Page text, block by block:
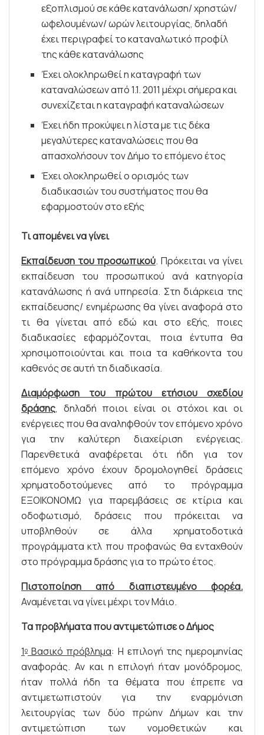
εξοπλισμού σε κάθε κατανάλωση/ χρηστών/
ωφελουμένων/ ωρών λειτουργίας, δηλαδή
έχει περιγραφεί το καταναλωτικό προφίλ
της κάθε κατανάλωσης
Έχει ολοκληρωθεί η καταγραφή των
καταναλώσεων από 1.1. 2011 μέχρι σήμερα και
συνεχίζεται η καταγραφή καταναλώσεων
Έχει ήδη προκύψει η λίστα με τις δέκα
μεγαλύτερες καταναλώσεις που θα
απασχολήσουν τον Δήμο το επόμενο έτος
Έχει ολοκληρωθεί ο ορισμός των
διαδικασιών του συστήματος που θα
εφαρμοστούν στο εξής
Τι απομένει να γίνει
Εκπαίδευση του προσωπικού. Πρόκειται να γίνει
εκπαίδευση του προσωπικού ανά κατηγορία
κατανάλωσης ή ανά υπηρεσία. Στη διάρκεια της
εκπαίδευσης/ ενημέρωσης θα γίνει αναφορά στο
τι θα γίνεται από εδώ και στο εξής, ποιες
διαδικασίες εφαρμόζονται, ποια έντυπα θα
χρησιμοποιούνται και ποια τα καθήκοντα του
καθενός σε αυτή τη διαδικασία.
Διαμόρφωση του πρώτου ετήσιου σχεδίου
δράσης, δηλαδή ποιοι είναι οι στόχοι και οι
ενέργειες που θα αναληφθούν τον επόμενο χρόνο
για την καλύτερη διαχείριση ενέργειας.
Παρενθετικά αναφέρεται ότι ήδη για τον
επόμενο χρόνο έχουν δρομολογηθεί δράσεις
χρηματοδοτούμενες από το πρόγραμμα
ΕΞΟΙΚΟΝΟΜΩ για παρεμβάσεις σε κτίρια και
οδοφωτισμό, δράσεις που πρόκειται να
υποβληθούν σε άλλα χρηματοδοτικά
προγράμματα κτλ που προφανώς θα ενταχθούν
στο πρόγραμμα δράσης για το πρώτο έτος.
Πιστοποίηση από διαπιστευμένο φορέα.
Αναμένεται να γίνει μέχρι τον Μάιο.
Τα προβλήματα που αντιμετώπισε ο Δήμος
1ο Βασικό πρόβλημα: Η επιλογή της ημερομηνίας
αναφοράς. Αν και η επιλογή ήταν μονόδρομος,
ήταν πολλά ήδη τα θέματα που έπρεπε να
αντιμετωπιστούν για την εναρμόνιση
λειτουργίας των δύο πρώην Δήμων και την
αντιμετώπιση των νομοθετικών και